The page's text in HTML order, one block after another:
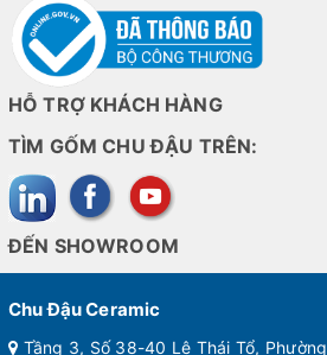
HỖ TRỢ KHÁCH HÀNG
TÌM GỐM CHU ĐẬU TRÊN:
ĐẾN SHOWROOM
Chu Đậu Ceramic
Tầng 3, Số 38-40 Lê Thái Tổ, Phường